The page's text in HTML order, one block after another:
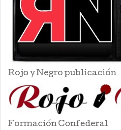
Rojo y Negro publicación
Formación Confederal